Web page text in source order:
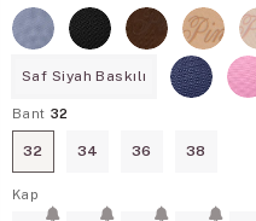
Saf Siyah Baskılı
Bant 32
32 34 36 38
Kap